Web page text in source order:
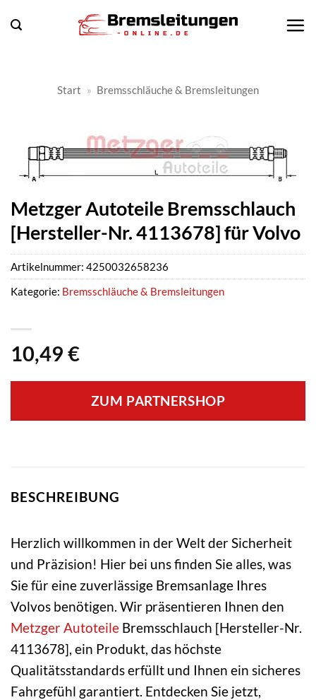
Inhalt
Start » Bremsschläuche & Bremsleitungen
Metzger Autoteile Bremsschlauch
[Hersteller-Nr. 4113678] für Volvo
10,49 €
ZUM PARTNERSHOP
Artikelnummer: 4250032658236
Kategorie: Bremsschläuche & Bremsleitungen
BESCHREIBUNG
Herzlich willkommen in der Welt der Sicherheit
und Präzision! Hier bei uns finden Sie alles, was
Sie für eine zuverlässige Bremsanlage Ihres
Volvos benötigen. Wir präsentieren Ihnen den
Metzger Autoteile Bremsschlauch [Hersteller-Nr.
4113678], ein Produkt, das höchste
Qualitätsstandards erfüllt und Ihnen ein sicheres
Fahrgefühl garantiert. Entdecken Sie jetzt,